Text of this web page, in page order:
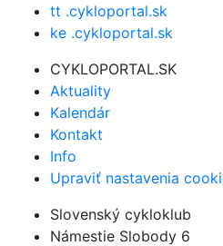
tt .cykloportal.sk
ke .cykloportal.sk
CYKLOPORTAL.SK
Aktuality
Kalendár
Kontakt
Info
Upraviť nastavenia
Slovenský cykloklub
Námestie Slobody 6